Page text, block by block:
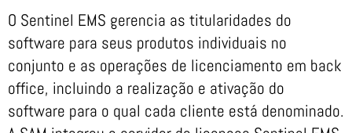
O Sentinel EMS gerencia as titularidades do
software para seus produtos individuais no
conjunto e as operações de licenciamento em back
office, incluindo a realização e ativação do
software para o qual cada cliente está denominado.